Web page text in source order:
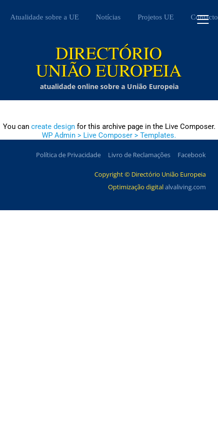
Atualidade sobre a UE Notícias Projetos UE Contacto
atualidade online sobre a União Europeia
You can create designfor this archive page in the Live Composer.
WP Admin > Live Composer > Templates.
Política de Privacidade Livro de Reclamações Facebook
Copyright © Directório União Europeia
Optimização digitalalvaliving.com